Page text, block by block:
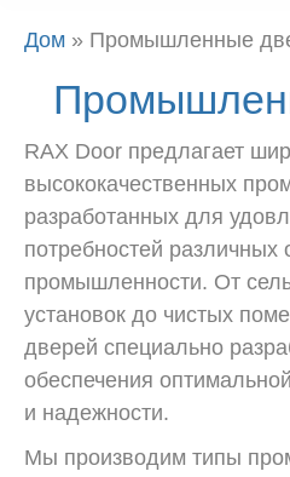
Дом » Промышленные
RAX Door предлагает
высококачественных
разработанных для
потребностей различных
промышленности. От
установок до чистых
дверей специально
обеспечения
и надежности.
Мы производим типы